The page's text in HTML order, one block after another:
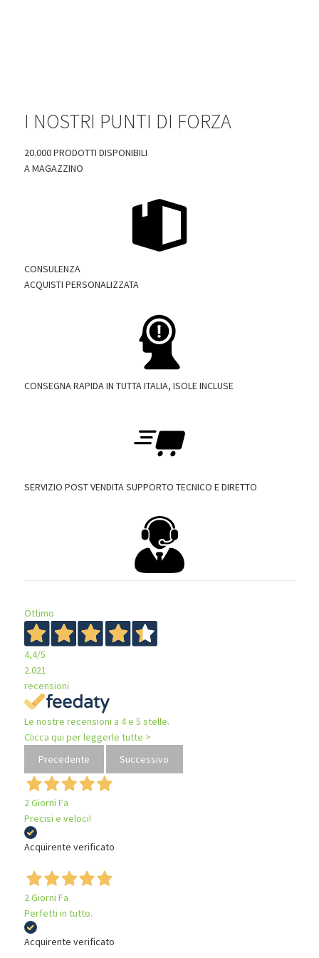
I NOSTRI PUNTI DI FORZA
20.000 PRODOTTI DISPONIBILI
A MAGAZZINO
CONSULENZA
ACQUISTI PERSONALIZZATA
CONSEGNA RAPIDA IN TUTTA ITALIA, ISOLE INCLUSE
SERVIZIO POST VENDITA SUPPORTO TECNICO E DIRETTO
Ottimo
4,4/5
2.021
recensioni
Le nostre recensioni a 4 e 5 stelle.
Clicca qui per leggerle tutte >
Precedente
Successivo
2 Giorni Fa
Precisi e veloci!
Acquirente verificato
2 Giorni Fa
Perfetti in tutto.
Acquirente verificato